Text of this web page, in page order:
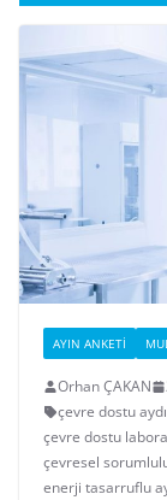
AYIN ANKETI
Orhan ÇAKAN
çevre dostu
çevre dostu
çevresel
enerji tasarruflu